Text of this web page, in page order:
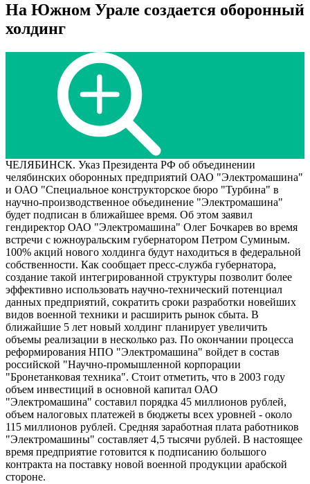
На Южном Урале создается оборонный
холдинг
ЧЕЛЯБИНСК. Указ Президента РФ об объединении
челябинских оборонных предприятий ОАО "Электромашина"
и ОАО "Специальное конструкторское бюро "Турбина" в
научно-производственное объединение "Электромашина"
будет подписан в ближайшее время. Об этом заявил
гендиректор ОАО "Электромашина" Олег Бочкарев во время
встречи с южноуральским губернатором Петром Суминым.
100% акций нового холдинга будут находиться в федеральной
собственности. Как сообщает пресс-служба губернатора,
создание такой интегрированной структуры позволит более
эффективно использовать научно-технический потенциал
данных предприятий, сократить сроки разработки новейших
видов военной техники и расширить рынок сбыта. В
ближайшие 5 лет новый холдинг планирует увеличить
объемы реализации в несколько раз. По окончании процесса
реформирования НПО "Электромашина" войдет в состав
российской "Научно-промышленной корпорации
"Бронетанковая техника". Стоит отметить, что в 2003 году
объем инвестиций в основной капитал ОАО
"Электромашина" составил порядка 45 миллионов рублей,
объем налоговых платежей в бюджеты всех уровней - около
115 миллионов рублей. Средняя заработная плата работников
"Электромашины" составляет 4,5 тысячи рублей. В настоящее
время предприятие готовится к подписанию большого
контракта на поставку новой военной продукции арабской
стороне.